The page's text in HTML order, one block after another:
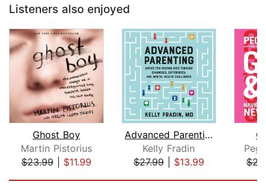
Listeners also enjoyed
Ghost Boy
Martin Pistorius
$23.99| $11.99
Advanced Parenting
Kelly Fradin
$27.99| $13.99